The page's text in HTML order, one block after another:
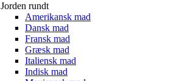
Jorden rundt
Amerikansk mad
Dansk mad
Fransk mad
Græsk mad
Italiensk mad
Indisk mad